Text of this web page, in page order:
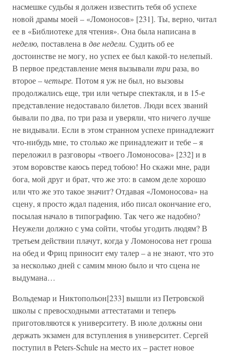
насмешке судьбы я должен известить тебя об успехе
новой драмы моей – «Ломоносов» [231]. Ты, верно, читал
ее в «Библиотеке для чтения». Она была написана в
неделю, поставлена в две недели. Судить об ее
достоинстве не могу, но успех ее был какой-то нелепый.
В первое представление меня вызывали трираза, во
второе –четыре. Потом я уж не был, но вызовы
продолжались еще, три или четыре спектакля, и в 15-е
представление недоставало билетов. Люди всех званий
бывали по два, по три раза и уверяли, что ничего лучше
не видывали. Если в этом странном успехе принадлежит
что-нибудь мне, то столько же принадлежит и тебе – я
переложил в разговоры «твоего Ломоносова» [232] и в
этом воровстве каюсь перед тобою! Но скажи мне, ради
бога, мой друг и брат, что же это: в самом деле хорошо
или что же это такое значит? Отдавая «Ломоносова» на
сцену, я просто ждал падения, ибо писал окончание его,
посылая начало в типографию. Так чего же надобно?
Неужели должно с ума сойти, чтобы угодить людям? В
третьем действии плачут, когда у Ломоносова нет гроша
на обед и Фриц приносит ему талер – а не знают, что это
за несколько дней с самим мною было и что сцена не
выдумана…
Вольдемар и Никтопольон[233] вышли из Петровской
школы с превосходными аттестатами и теперь
приготовляются к университету. В июле должны они
держать экзамен для вступления в университет. Сергей
поступил в Peters-Schule на место их – растет новое